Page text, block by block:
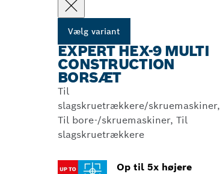
Vælg variant
EXPERT HEX-9 MULTI
CONSTRUCTION
BORSÆT
Til
slagskruetrækkere/skruemaskiner,
Til bore-/skruemaskiner, Til
slagskruetrækkere
Op til 5x højere